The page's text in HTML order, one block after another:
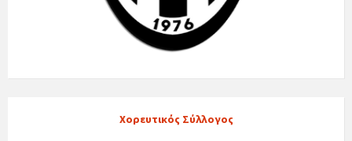
Χορευτικός Σύλλογος